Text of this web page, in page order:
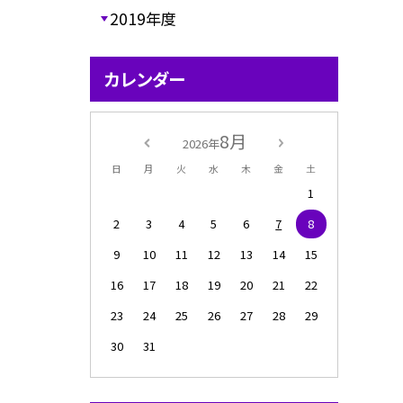
2019年度
カレンダー
2026年8月
日 月 火 水 木 金 土
1
2
3 4 5 6 7
8
9
10 11 12 13 14
15
16
17 18 19 20 21
22
23
24 25 26 27 28
29
30
31